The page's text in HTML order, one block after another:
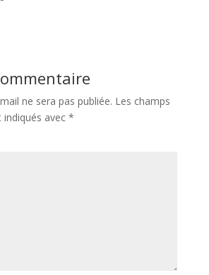
ne sera pas publiée. Les champs
avec *